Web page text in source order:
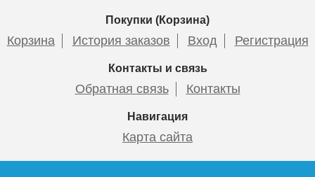
Покупки (Корзина)
Корзина История заказов Вход Регистрация
Контакты и связь
Обратная связь Контакты
Навигация
Карта сайта